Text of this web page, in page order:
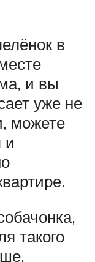
в
и вы
уже не
можете
и
такого